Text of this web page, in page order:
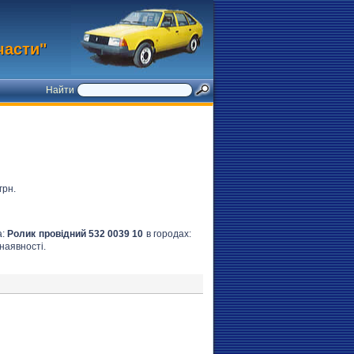
Найти
грн.
Ролик провідний 532 0039 10 в городах: